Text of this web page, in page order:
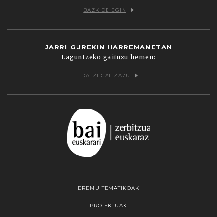
BAZKIDE EGIN
JARRI GUREKIN HARREMANETAN
Laguntzeko gaituzu hemen:
IDATZI GAITZAZU
EREMU TEMATIKOAK
PROIEKTUAK